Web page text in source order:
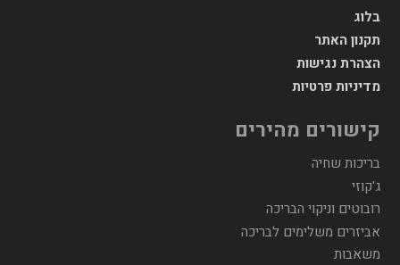
בלוג
תקנון האתר
הצהרת נגישות
מדיניות פרטיות
קישורים מהירים
בריכות שחיה
ג'קוזי
רובוטים וניקוי הבריכה
אביזרים משלימים לבריכה
משאבות